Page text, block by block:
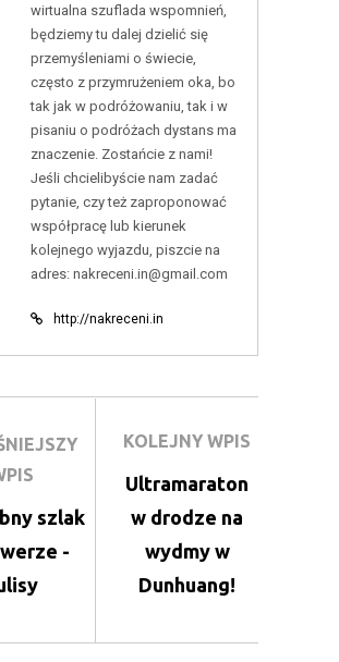
wirtualna szuflada wspomnień,
będziemy tu dalej dzielić się
przemyśleniami o świecie,
często z przymrużeniem oka, bo
tak jak w podróżowaniu, tak i w
pisaniu o podróżach dystans ma
znaczenie. Zostańcie z nami!
Jeśli chcielibyście nam zadać
pytanie, czy też zaproponować
współpracę lub kierunek
kolejnego wyjazdu, piszcie na
adres: nakreceni.in@gmail.com
http://nakreceni.in
szlak
-
KOLEJNY WPIS
Ultramaraton
w drodze na
wydmy w
Dunhuang!